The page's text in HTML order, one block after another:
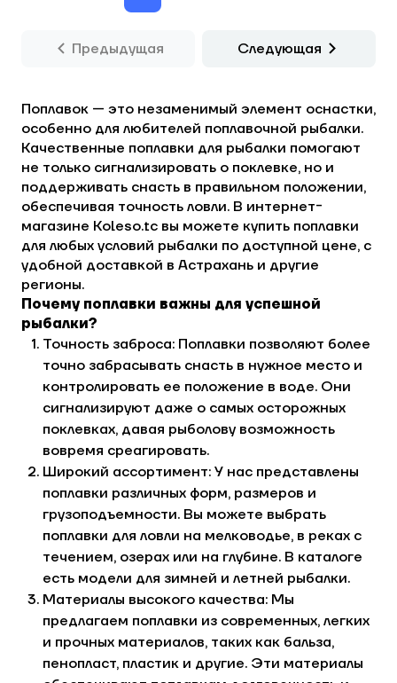
Предыдущая Следующая
Поплавок — это незаменимый элемент оснастки,
особенно для любителей поплавочной рыбалки.
Качественные поплавки для рыбалки помогают
не только сигнализировать о поклевке, но и
поддерживать снасть в правильном положении,
обеспечивая точность ловли. В интернет-
магазине Koleso.tc вы можете купить поплавки
для любых условий рыбалки по доступной цене, с
удобной доставкой в Астрахань и другие
регионы.
Почему поплавки важны для успешной
рыбалки?
Точность заброса: Поплавки позволяют более
точно забрасывать снасть в нужное место и
контролировать ее положение в воде. Они
сигнализируют даже о самых осторожных
поклевках, давая рыболову возможность
вовремя среагировать.
Широкий ассортимент: У нас представлены
поплавки различных форм, размеров и
грузоподъемности. Вы можете выбрать
поплавки для ловли на мелководье, в реках с
течением, озерах или на глубине. В каталоге
есть модели для зимней и летней рыбалки.
Материалы высокого качества: Мы
предлагаем поплавки из современных, легких
и прочных материалов, таких как бальза,
пенопласт, пластик и другие. Эти материалы